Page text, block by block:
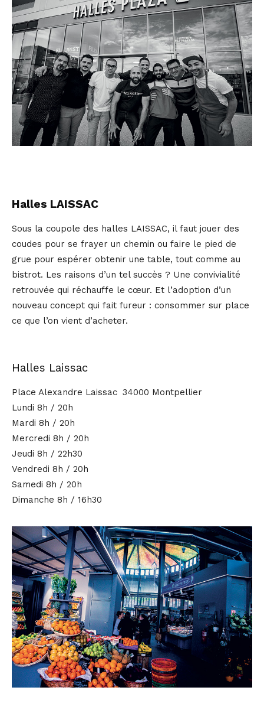
Halles LAISSAC
Sous la coupole des halles LAISSAC, il faut jouer des
coudes pour se frayer un chemin ou faire le pied de
grue pour espérer obtenir une table, tout comme au
bistrot. Les raisons d’un tel succès ? Une convivialité
retrouvée qui réchauffe le cœur. Et l’adoption d’un
nouveau concept qui fait fureur : consommer sur place
ce que l’on vient d’acheter.
Halles Laissac
Place Alexandre Laissac 34000 Montpellier
Lundi 8h / 20h
Mardi 8h / 20h
Mercredi 8h / 20h
Jeudi 8h / 22h30
Vendredi 8h / 20h
Samedi 8h / 20h
Dimanche 8h / 16h30